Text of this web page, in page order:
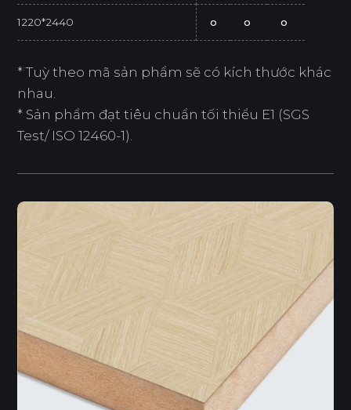
1220*2440 o o o
* Tuỳ theo mã sản phẩm sẽ có kích thước khác
nhau.
* Sản phẩm đạt tiêu chuẩn tối thiểu E1 (SGS
Test/ ISO 12460-1).